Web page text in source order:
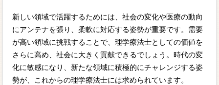
新しい領域で活躍するためには、社会の変化や医療の動向
にアンテナを張り、柔軟に対応する姿勢が重要です。需要
が高い領域に挑戦することで、理学療法士としての価値を
さらに高め、社会に大きく貢献できるでしょう。時代の変
化に敏感になり、新たな領域に積極的にチャレンジする姿
勢が、これからの理学療法士には求められています。